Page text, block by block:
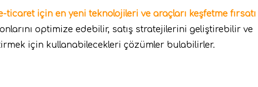
ticaret için en yeni teknolojileri ve araçları keşfetme fırsatı
optimize edebilir, satış stratejilerini geliştirebilir ve
için kullanabilecekleri çözümler bulabilirler.